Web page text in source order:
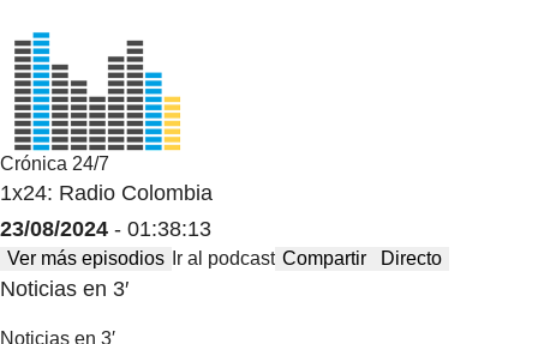
Crónica 24/7
1x24: Radio Colombia
23/08/2024 - 01:38:13
Ver más episodios Ir al podcast Compartir Directo
Noticias en 3′
Noticias en 3′